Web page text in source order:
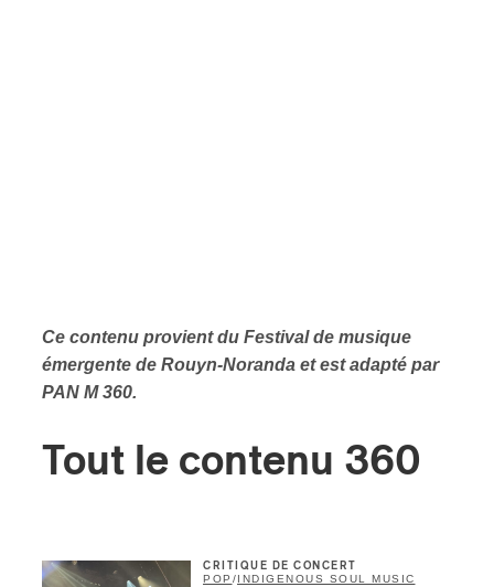
Ce contenu provient du Festival de musique
émergente de Rouyn-Noranda et est adapté par
PAN M 360.
Tout le contenu 360
CRITIQUE DE CONCERT
POP /INDIGENOUS SOUL MUSIC